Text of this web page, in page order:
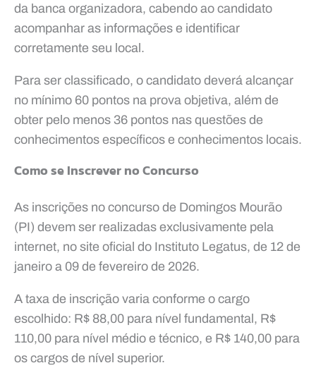
da banca organizadora, cabendo ao candidato
acompanhar as informações e identificar
corretamente seu local.
Para ser classificado, o candidato deverá alcançar
no mínimo 60 pontos na prova objetiva, além de
obter pelo menos 36 pontos nas questões de
conhecimentos específicos e conhecimentos locais.
Como se Inscrever no Concurso
As inscrições no concurso de Domingos Mourão
(PI) devem ser realizadas exclusivamente pela
internet, no site oficial do Instituto Legatus, de 12 de
janeiro a 09 de fevereiro de 2026.
A taxa de inscrição varia conforme o cargo
escolhido: R$ 88,00 para nível fundamental, R$
110,00 para nível médio e técnico, e R$ 140,00 para
os cargos de nível superior.